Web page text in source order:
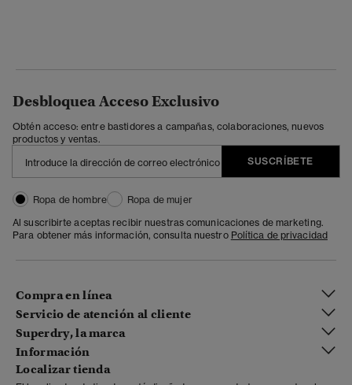
Desbloquea Acceso Exclusivo
Obtén acceso: entre bastidores a campañas, colaboraciones, nuevos
productos y ventas.
SUSCRÍBETE
Ropa de hombre
Ropa de mujer
Al suscribirte aceptas recibir nuestras comunicaciones de marketing.
Para obtener más información, consulta nuestro Política de privacidad
Compra en línea
Servicio de atención al cliente
Superdry, la marca
Información
Localizar tienda